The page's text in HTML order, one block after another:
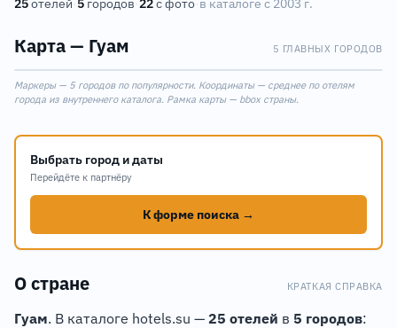
25отелей·5 городов·22с фото·в каталоге с 2003 г.
Карта — Гуам 5 ГЛАВНЫХ ГОРОДОВ
4
+
Маркеры — 5 городов по популярности. Координаты — среднее по отелям
города из внутреннего каталога. Рамка карты — bbox страны.
Выбрать город и даты
Перейдёте к партнёру
К форме поиска →
О стране КРАТКАЯ СПРАВКА
Гуам. В каталоге hotels.su — 25 отелей в 5 городов: